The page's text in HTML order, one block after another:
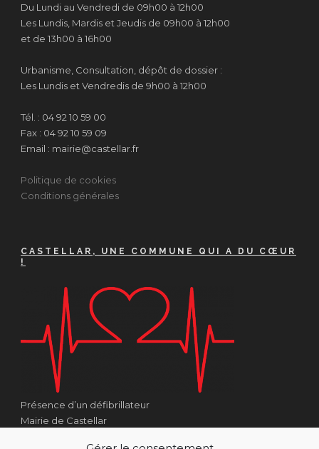
Du Lundi au Vendredi de 09h00 à 12h00
Les Lundis, Mardis et Jeudis de 09h00 à 12h00
et de 13h00 à 16h00
Urbanisme, Consultation, dépôt de dossier :
Les Lundis et Vendredis de 9h00 à 12h00
Tél. : 04 92 10 59 00
Fax : 04 92 10 59 09
Email : mairie@castellar.fr
Politique de cookies
Conditions générales
CASTELLAR, UNE COMMUNE QUI A DU CŒUR
!
Présence d’un défibrillateur
Mairie de Castellar